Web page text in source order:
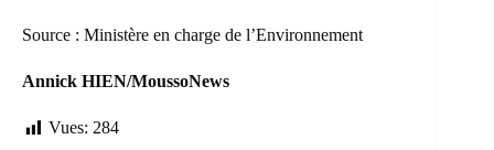
Source : Ministère en charge de l’Environnement
Annick HIEN/MoussoNews
Vues: 284